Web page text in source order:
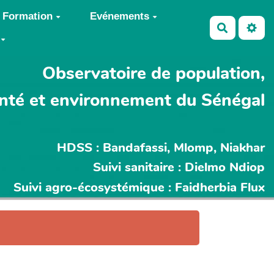
Formation Evénements
Observatoire de population,
et environnement du Sénégal
HDSS : Bandafassi, Mlomp, Niakhar
Suivi sanitaire : Dielmo Ndiop
Suivi agro-écosystémique : Faidherbia Flux